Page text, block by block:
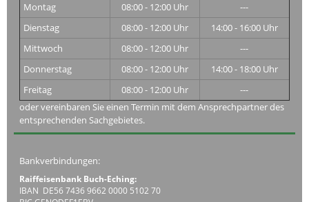
Montag
08:00 - 12:00 Uhr
---
Dienstag
08:00 - 12:00 Uhr
14:00 - 16:00 Uhr
Mittwoch
08:00 - 12:00 Uhr
---
Donnerstag
08:00 - 12:00 Uhr
14:00 - 18:00 Uhr
Freitag
08:00 - 12:00 Uhr
---
oder vereinbaren Sie einen Termin mit dem Ansprechpartner des
entsprechenden Sachgebietes.
Bankverbindungen:
Raiffeisenbank Buch-Eching:
IBAN DE56 7436 9662 0000 5102 70